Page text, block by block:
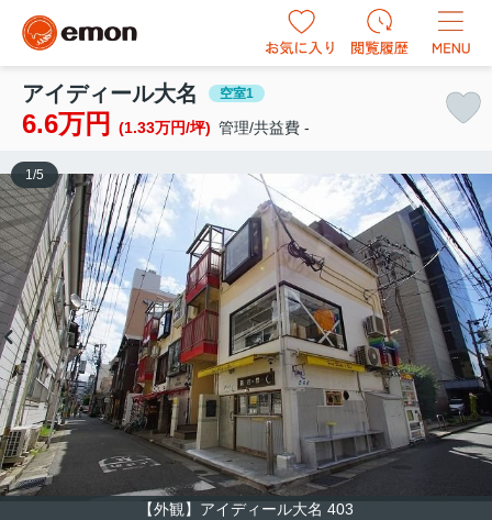
アイディール大名 空室1
6.6万円 (1.33万円/坪) 管理/共益費 -
【外観】アイディール大名 403
1 /5